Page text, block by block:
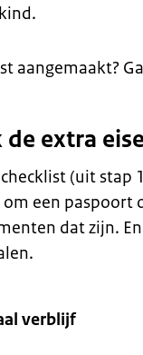
aangemaakt?
de extra
(uit stap
een paspoort
dat zijn.
verblijf